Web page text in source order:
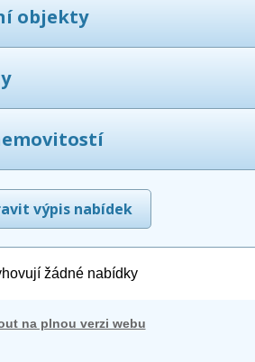
objekty
výpis nabídek
žádné nabídky
na plnou verzi webu